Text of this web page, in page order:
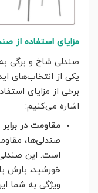
مزایای استفاده از
صندلی شاخ و برگی
یکی از انتخاب‌های
برخی از مزایای
اشاره می‌کنیم:
مقاومت در
صندلی‌ها،
است. این
خورشید، بارش
ویژگی به شما